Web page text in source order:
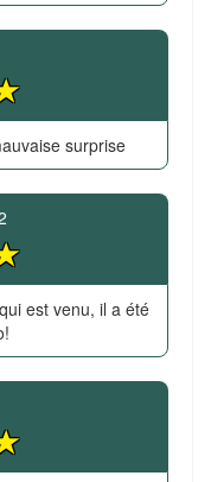
surprise
est venu, il a été